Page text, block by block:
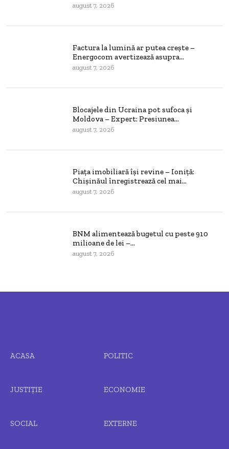
august 7, 2026
Factura la lumină ar putea crește –
Energocom avertizează asupra...
august 7, 2026
Blocajele din Ucraina pot sufoca și
Moldova – Expert: Presiunea...
august 7, 2026
Piața imobiliară își revine – Ioniță:
Chișinăul înregistrează cel mai...
august 7, 2026
BNM alimentează bugetul cu peste 910
milioane de lei –...
august 7, 2026
ACASA POLITIC
JUSTIȚIE ECONOMIE
SOCIAL EXTERNE